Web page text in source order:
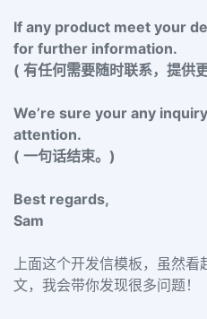
If any product meet your
for further information.
( 有任何需要随时联系，提供
We’re sure your any
attention.
( 一句话结束。)
Best regards,
Sam
上面这个开发信模板，虽然
文，我会带你发现很多问题！